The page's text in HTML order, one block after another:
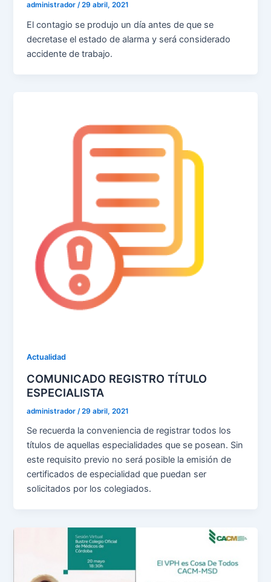
administrador/29 abril, 2021
El contagio se produjo un día antes de que se
decretase el estado de alarma y será considerado
accidente de trabajo.
Actualidad
COMUNICADO REGISTRO TÍTULO
ESPECIALISTA
administrador /29 abril, 2021
Se recuerda la conveniencia de registrar todos los
títulos de aquellas especialidades que se posean. Sin
este requisito previo no será posible la emisión de
certificados de especialidad que puedan ser
solicitados por los colegiados.